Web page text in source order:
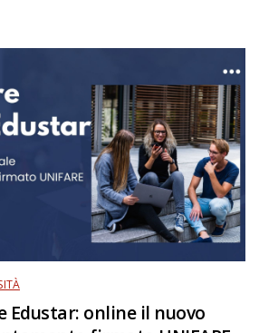
Edustar: online il nuovo